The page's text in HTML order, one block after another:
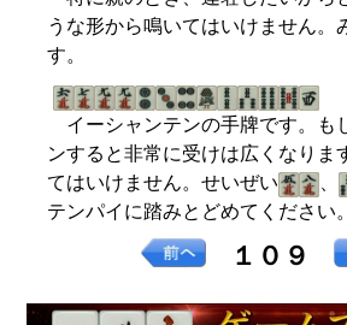
うな形から鳴いてはいけません。
す。
イーシャンテンの手牌です。も
ンすると非常に受けは広くなりま
てはいけません。せいぜい
、
テンパイに踏みとどめてください。
１０９